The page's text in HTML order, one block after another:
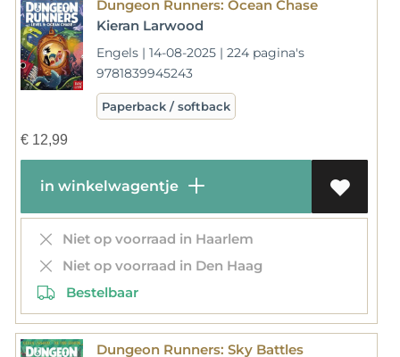
Dungeon Runners: Ocean Chase
Kieran Larwood
Engels | 14-08-2025 | 224 pagina's
9781839945243
Paperback / softback
€12,99
in winkelwagentje
Niet op voorraad in Haarlem
Niet op voorraad in Den Haag
Bestelbaar
Dungeon Runners: Sky Battles